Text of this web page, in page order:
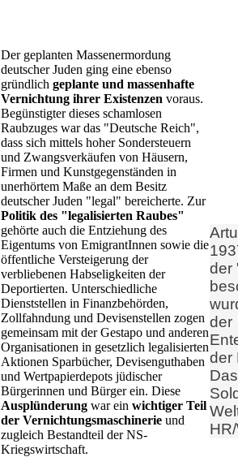
der
der
der
Der geplanten Massenermordung
deutscher Juden ging eine ebenso
gründlich geplante und massenhafte
Vernichtung ihrer Existenzen voraus.
Begünstigter dieses schamlosen
Raubzuges war das "Deutsche Reich",
dass sich mittels hoher Sondersteuern
und Zwangsverkäufen von Häusern,
Firmen und Kunstgegenständen in
unerhörtem Maße an dem Besitz
deutscher Juden "legal" bereicherte. Zur
Politik des "legalisierten Raubes"
gehörte auch die Entziehung des
Eigentums von EmigrantInnen sowie die
öffentliche Versteigerung der
verbliebenen Habseligkeiten der
Deportierten. Unterschiedliche
Dienststellen in Finanzbehörden,
Zollfahndung und Devisenstellen zogen
gemeinsam mit der Gestapo und anderen
Organisationen in gesetzlich legalisierten
Aktionen Sparbücher, Devisenguthaben
und Wertpapierdepots jüdischer
Bürgerinnen und Bürger ein. Diese
Ausplünderung war ein wichtiger Teil
der Vernichtungsmaschinerie und
zugleich Bestandteil der NS-
Kriegswirtschaft.